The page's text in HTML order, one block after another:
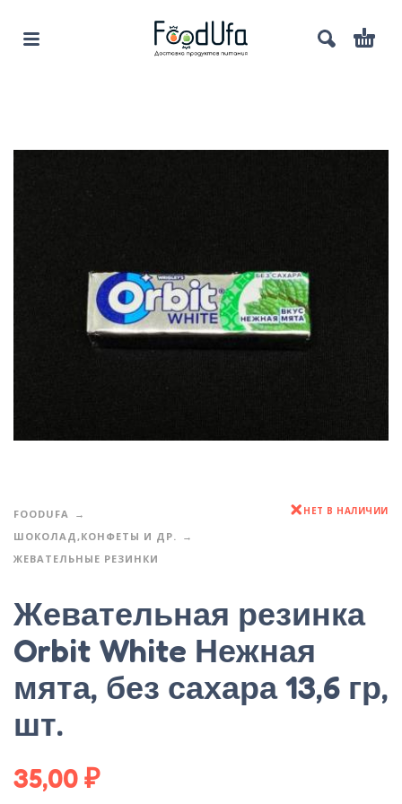
FOODUFA
ШОКОЛАД,КОНФЕТЫ И ДР.
ЖЕВАТЕЛЬНЫЕ РЕЗИНКИ
НЕТ В НАЛИЧИИ
Жевательная резинка
Orbit White Нежная
мята, без сахара 13,6 гр,
шт.
35,00₽